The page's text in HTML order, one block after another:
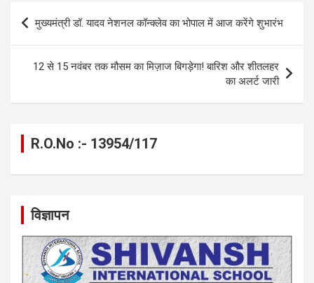
o
k
g A
p
a
n
Post
navigation
मुख्यमंत्री डॉ. यादव नेशनल कॉन्क्लेव का भोपाल में आज करेंगे शुभारंभ
12 से 15 नवंबर तक मौसम का मिज़ाज बिगड़ेगा! बारिश और शीतलहर
का अलर्ट जारी
R.O.No :- 13954/117
विज्ञापन